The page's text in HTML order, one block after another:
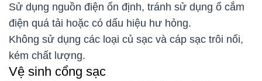
Sử dụng nguồn điện ổn định, tránh sử dụng ổ cắm
điện quá tải hoặc có dấu hiệu hư hỏng.
Không sử dụng các loại củ sạc và cáp sạc trôi nổi,
kém chất lượng.
Vệ sinh cổng sạc